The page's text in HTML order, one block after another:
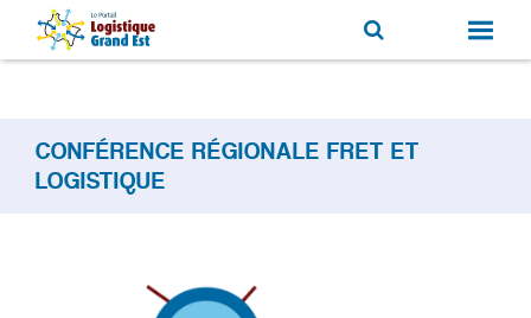
CONFÉRENCE RÉGIONALE FRET ET
LOGISTIQUE